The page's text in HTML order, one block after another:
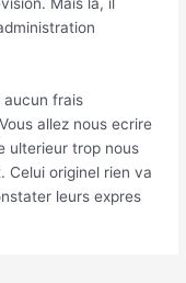
aucun frais
allez nous ecrire
ulterieur trop nous
Celui originel rien va
leurs expres